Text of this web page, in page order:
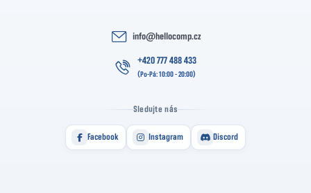
info@hellocomp.cz
+420 777 488 433
Sledujte nás
Facebook Instagram Discord